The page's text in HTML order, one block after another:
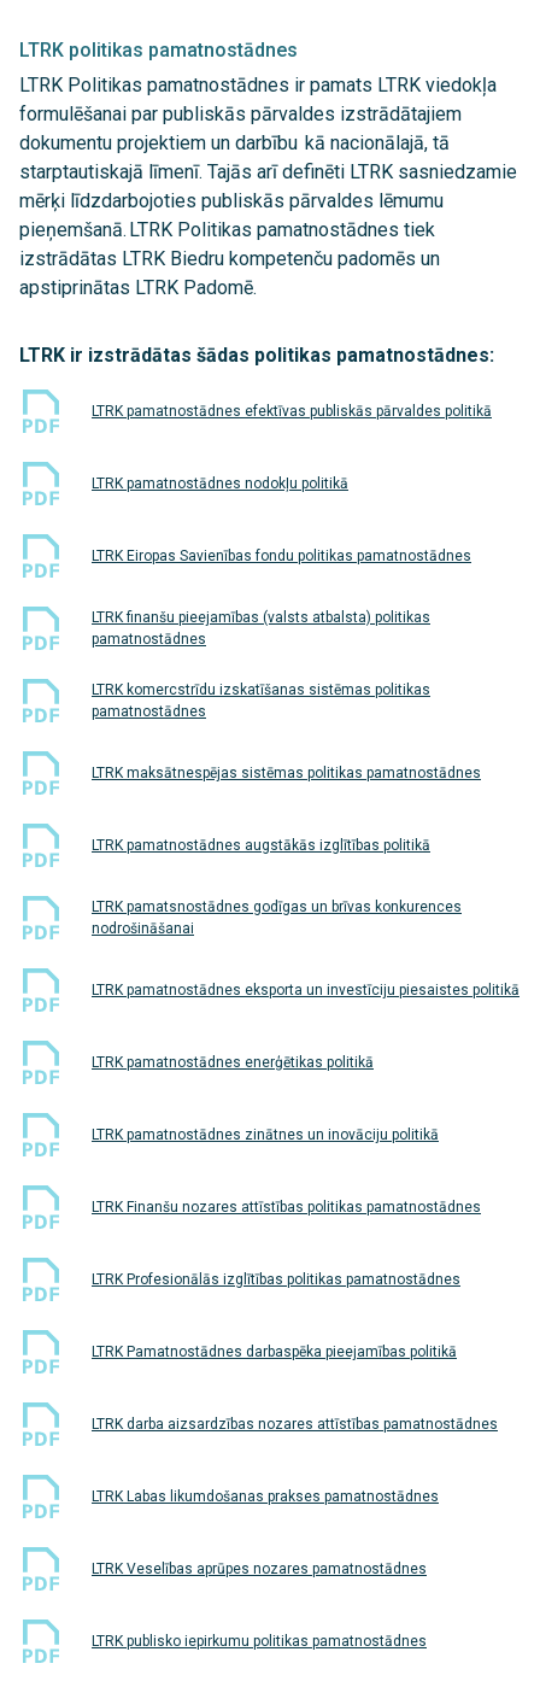
LTRK politikas pamatnostādnes
LTRK Politikas pamatnostādnes ir pamats LTRK viedokļa
formulēšanai par publiskās pārvaldes izstrādātajiem
dokumentu projektiem un darbību kā nacionālajā, tā
starptautiskajā līmenī. Tajās arī definēti LTRK sasniedzamie
mērķi līdzdarbojoties publiskās pārvaldes lēmumu
pieņemšanā. LTRK Politikas pamatnostādnes tiek
izstrādātas LTRK Biedru kompetenču padomēs un
apstiprinātas LTRK Padomē.
LTRK ir izstrādātas šādas politikas pamatnostādnes:
LTRK pamatnostādnes efektīvas publiskās pārvaldes politikā
LTRK pamatnostādnes nodokļu politikā
LTRK Eiropas Savienības fondu politikas pamatnostādnes
LTRK finanšu pieejamības (valsts atbalsta) politikas
pamatnostādnes
LTRK komercstrīdu izskatīšanas sistēmas politikas
pamatnostādnes
LTRK maksātnespējas sistēmas politikas pamatnostādnes
LTRK pamatnostādnes augstākās izglītības politikā
LTRK pamatsnostādnes godīgas un brīvas konkurences
nodrošināšanai
LTRK pamatnostādnes eksporta un investīciju piesaistes politikā
LTRK pamatnostādnes enerģētikas politikā
LTRK pamatnostādnes zinātnes un inovāciju politikā
LTRK Finanšu nozares attīstības politikas pamatnostādnes
LTRK Profesionālās izglītības politikas pamatnostādnes
LTRK Pamatnostādnes darbaspēka pieejamības politikā
LTRK darba aizsardzības nozares attīstības pamatnostādnes
LTRK Labas likumdošanas prakses pamatnostādnes
LTRK Veselības aprūpes nozares pamatnostādnes
LTRK publisko iepirkumu politikas pamatnostādnes